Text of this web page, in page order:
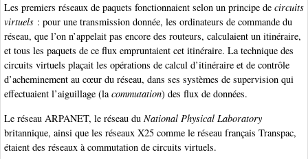
Les premiers réseaux de paquets fonctionnaient selon un principe de circuits
virtuels : pour une transmission donnée, les ordinateurs de commande du
réseau, que l’on n’appelait pas encore des routeurs, calculaient un itinéraire,
et tous les paquets de ce flux empruntaient cet itinéraire. La technique des
circuits virtuels plaçait les opérations de calcul d’itinéraire et de contrôle
d’acheminement au cœur du réseau, dans ses systèmes de supervision qui
effectuaient l’aiguillage (lacommutation) des flux de données.
Le réseau ARPANET, le réseau du National Physical Laboratory
britannique, ainsi que les réseaux X25 comme le réseau français Transpac,
étaient des réseaux à commutation de circuits virtuels.